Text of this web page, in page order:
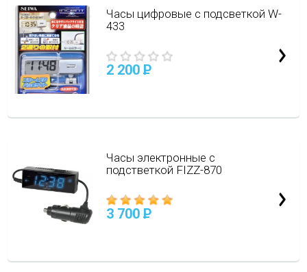
Часы цифровые с подсветкой W-
433
2 200 P
Часы электронные с
подстветкой FIZZ-870
3 700 P